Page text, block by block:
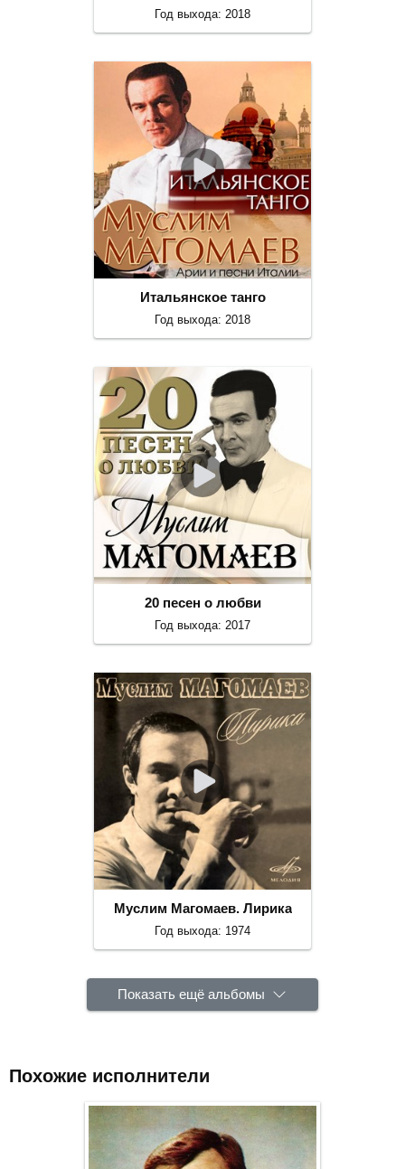
Год выхода: 2018
Итальянское танго
Год выхода: 2018
20 песен о любви
Год выхода: 2017
Муслим Магомаев. Лирика
Год выхода: 1974
Показать ещё альбомы
Похожие исполнители